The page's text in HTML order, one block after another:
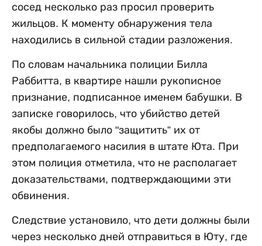
сосед несколько раз просил проверить
жильцов. К моменту обнаружения тела
находились в сильной стадии разложения.
По словам начальника полиции Билла
Раббитта, в квартире нашли рукописное
признание, подписанное именем бабушки. В
записке говорилось, что убийство детей
якобы должно было "защитить” их от
предполагаемого насилия в штате Юта. При
этом полиция отметила, что не располагает
доказательствами, подтверждающими эти
обвинения.
Следствие установило, что дети должны были
через несколько дней отправиться в Юту, где